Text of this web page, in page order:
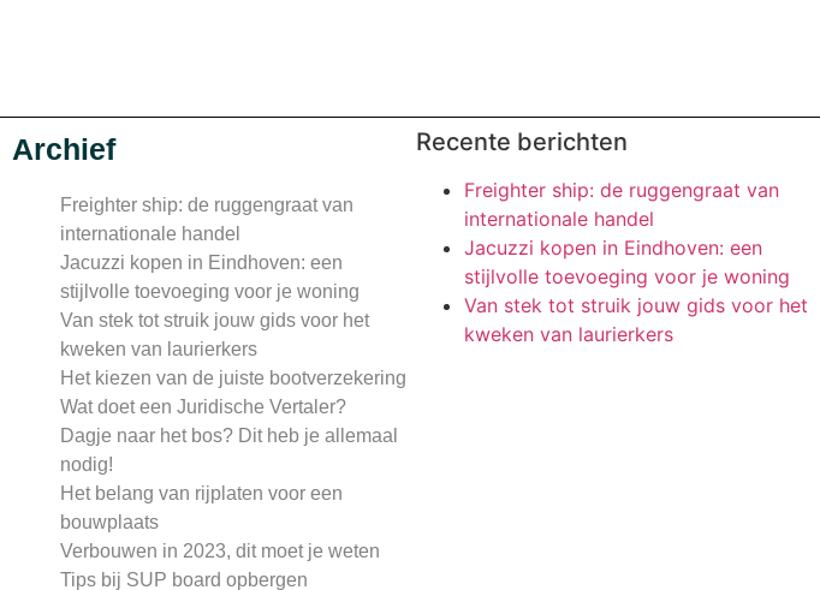
Archief
Freighter ship: de ruggengraat van
internationale handel
Jacuzzi kopen in Eindhoven: een
stijlvolle toevoeging voor je woning
Van stek tot struik jouw gids voor het
kweken van laurierkers
Het kiezen van de juiste bootverzekering
Wat doet een Juridische Vertaler?
Dagje naar het bos? Dit heb je allemaal
nodig!
Het belang van rijplaten voor een
bouwplaats
Verbouwen in 2023, dit moet je weten
Tips bij SUP board opbergen
Recente berichten
Freighter ship: de ruggengraat van
internationale handel
Jacuzzi kopen in Eindhoven: een
stijlvolle toevoeging voor je woning
Van stek tot struik jouw gids voor het
kweken van laurierkers